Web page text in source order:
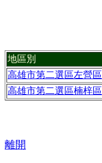
地區別
高雄市第二選區左營區
高雄市第二選區楠梓區
離開